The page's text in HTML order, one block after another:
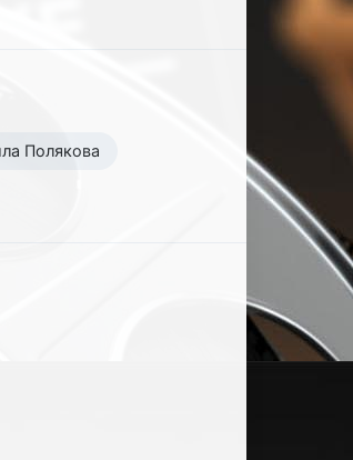
Полякова